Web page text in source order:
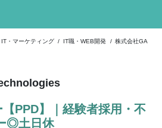
IT・マーケティング / IT職・WEB開発 / 株式会社GA
PPD】｜経験者採用・不
◎土日休